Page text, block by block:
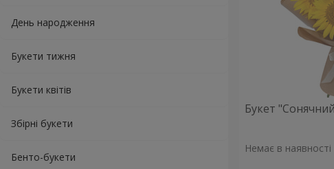
День народження
Букети тижня
Букети квітів
Збірні букети
Бенто-букети
Букет
Немає в наявності